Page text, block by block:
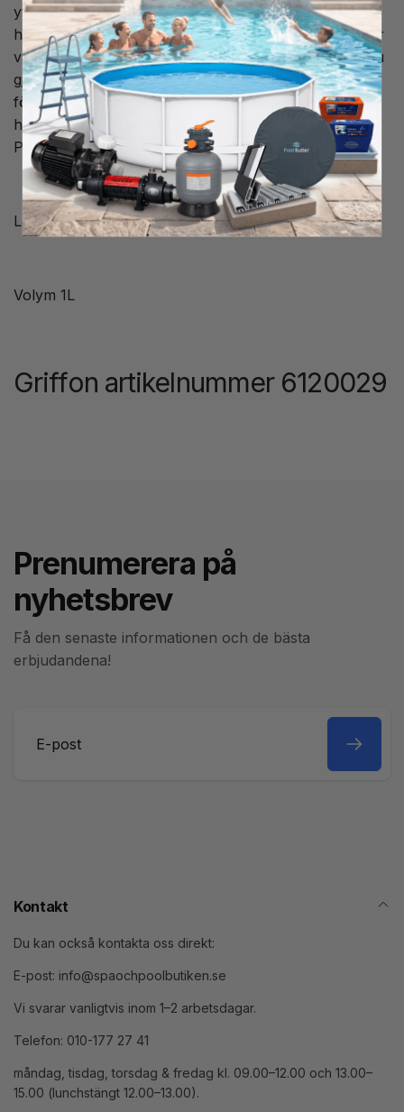
yta som du ska limma med PVC lim, detta startar
härdningsprocessen. Det är viktigt att det inte kommer
vatten eller smuts på den rengjorda ytan mellan att du
gjort rent samt att du limmar med PVC lim, var även
försiktig att röra vid ytan med dina händer då dina
händer normalt är feta och kan störa processen för
PVC lim i sin tur.
Levereras i en kraftig plåtbehållare.
Volym 1L
Griffon artikelnummer 6120029
Prenumerera på
nyhetsbrev
Få den senaste informationen och de bästa
erbjudandena!
Kontakt
Du kan också kontakta oss direkt:
E-post: info@spaochpoolbutiken.se
Vi svarar vanligtvis inom 1–2 arbetsdagar.
Telefon: 010-177 27 41
måndag, tisdag, torsdag & fredag kl. 09.00–12.00 och 13.00–
15.00 (lunchstängt 12.00–13.00).